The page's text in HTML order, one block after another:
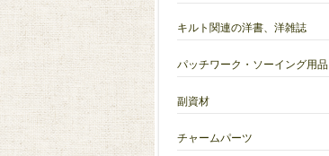
キルト関連の洋書、洋雑誌
パッチワーク・ソーイング用品
副資材
チャームパーツ